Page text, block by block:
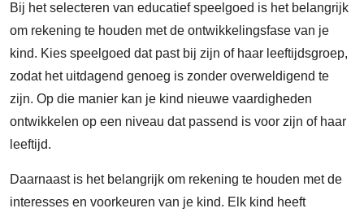
Bij het selecteren van educatief speelgoed is het belangrijk
om rekening te houden met de ontwikkelingsfase van je
kind. Kies speelgoed dat past bij zijn of haar leeftijdsgroep,
zodat het uitdagend genoeg is zonder overweldigend te
zijn. Op die manier kan je kind nieuwe vaardigheden
ontwikkelen op een niveau dat passend is voor zijn of haar
leeftijd.
Daarnaast is het belangrijk om rekening te houden met de
interesses en voorkeuren van je kind. Elk kind heeft